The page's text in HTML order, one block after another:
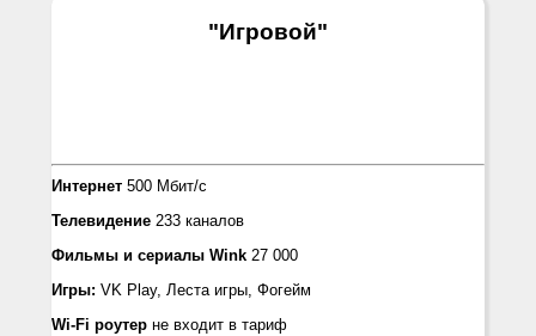
"Игровой"
Интернет 500 Мбит/с
Телевидение 233 каналов
Фильмы и сериалы Wink 27 000
Игры: VK Play, Леста игры, Фогейм
Wi-Fi роутер не входит в тариф